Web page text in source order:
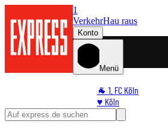
1
VerkehrHau raus
Konto
Menü
🐐 1. FC Köln
♥️ Köln
⭐ Promi